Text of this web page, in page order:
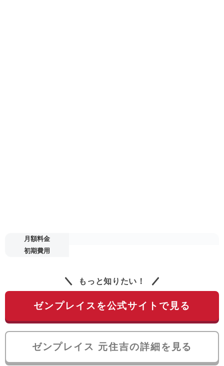
月額料金
初期費用
もっと知りたい！
ゼンプレイスを公式サイトで見る
ゼンプレイス 元住吉の詳細を見る